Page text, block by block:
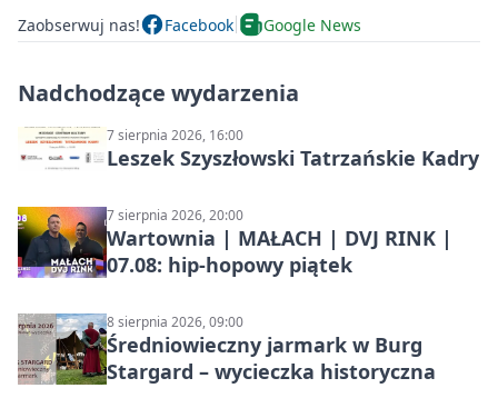
Zaobserwuj nas! Facebook Google News
Nadchodzące wydarzenia
7 sierpnia 2026, 16:00
Leszek Szyszłowski Tatrzańskie Kadry
7 sierpnia 2026, 20:00
Wartownia | MAŁACH | DVJ RINK |
07.08: hip-hopowy piątek
8 sierpnia 2026, 09:00
Średniowieczny jarmark w Burg
Stargard – wycieczka historyczna